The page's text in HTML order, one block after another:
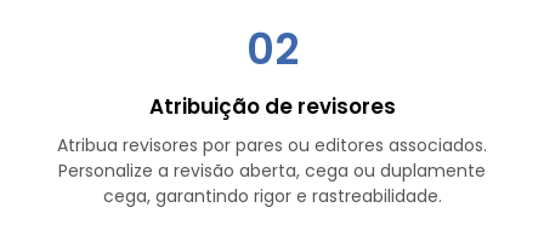
02
Atribuição de revisores
Atribua revisores por pares ou editores associados.
Personalize a revisão aberta, cega ou duplamente
cega, garantindo rigor e rastreabilidade.